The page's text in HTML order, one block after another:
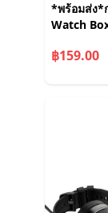
*พร้อมส่ง*
Watch
฿159.00